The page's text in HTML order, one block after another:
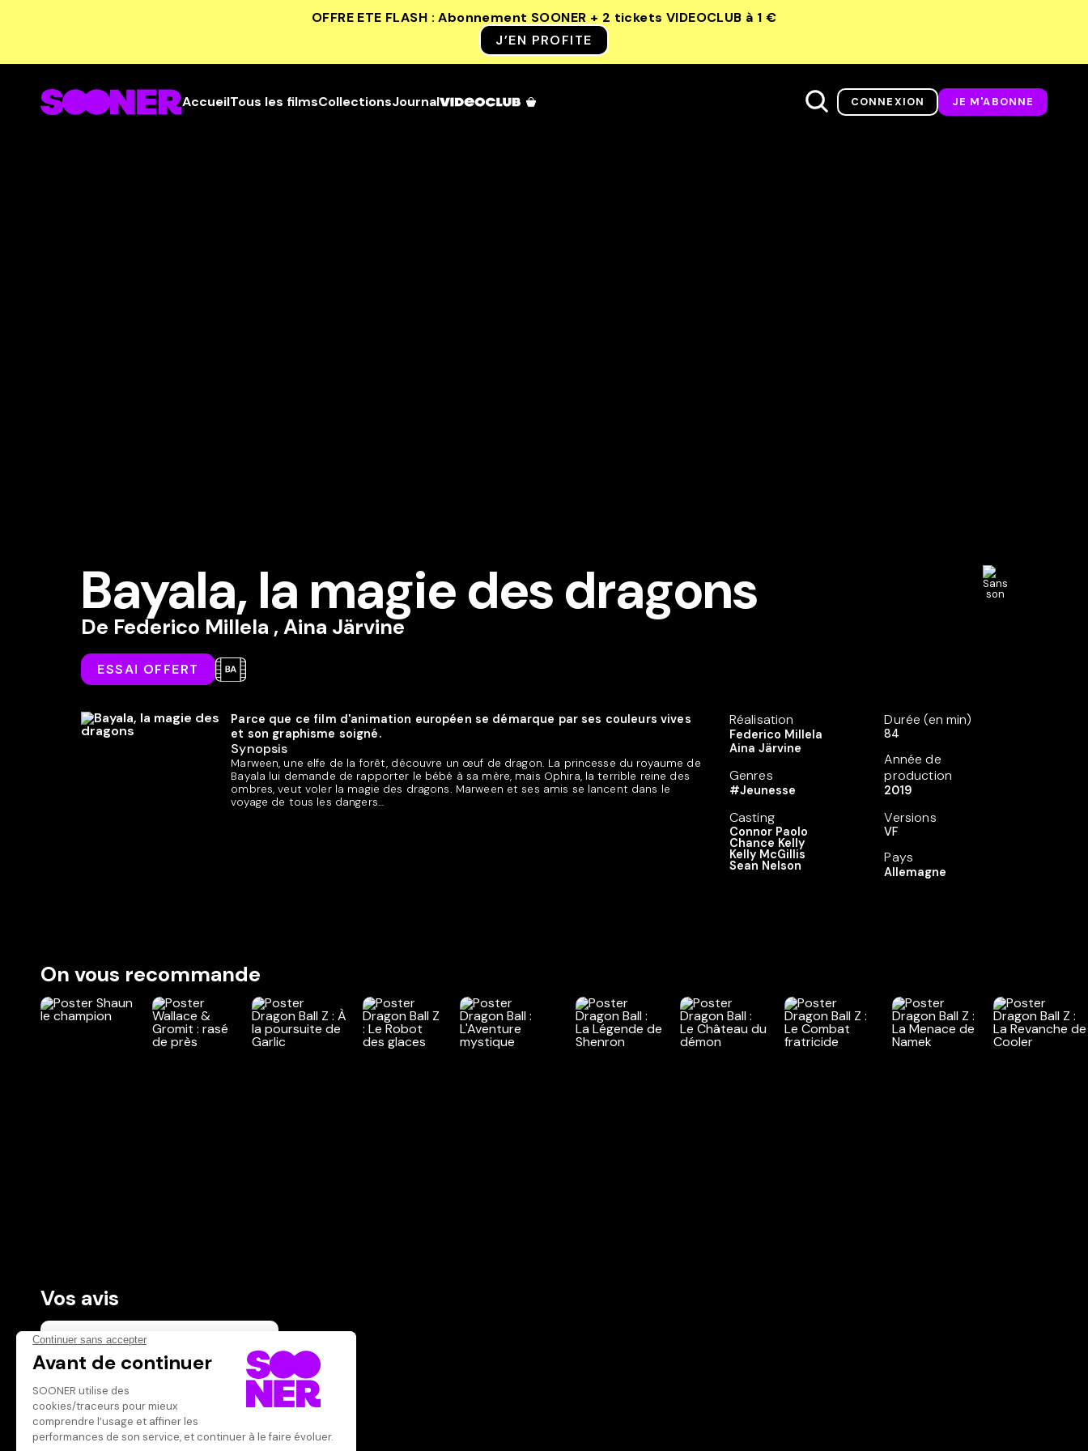
OFFRE ETE FLASH : Abonnement SOONER + 2 tickets VIDEOCLUB à 1 €
J’EN PROFITE
AccueilTous les filmsCollectionsJournal CONNEXION JE M'ABONNE
Bayala, la magie des dragons
De Federico Millela , Aina Järvine
ESSAI OFFERT
Parce que ce film d'animation européen se démarque par ses couleurs vives
et son graphisme soigné.
Synopsis
Marween, une elfe de la forêt, découvre un œuf de dragon. La princesse du royaume de
Bayala lui demande de rapporter le bébé à sa mère, mais Ophira, la terrible reine des
ombres, veut voler la magie des dragons. Marween et ses amis se lancent dans le
voyage de tous les dangers…
Réalisation
Federico Millela
Aina Järvine
Genres
#Jeunesse
Casting
Connor Paolo
Chance Kelly
Kelly McGillis
Sean Nelson
Durée (en min)
84
Année de
production
2019
Versions
VF
Pays
Allemagne
On vous recommande
Vos avis
Donnez votre avis
Votre note
Votre commentaire
Il faut vous connecter pour
publier un avis